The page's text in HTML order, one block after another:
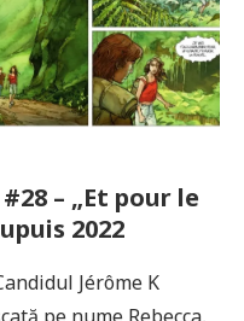
#28 – „Et pour le
2022
Jérôme K